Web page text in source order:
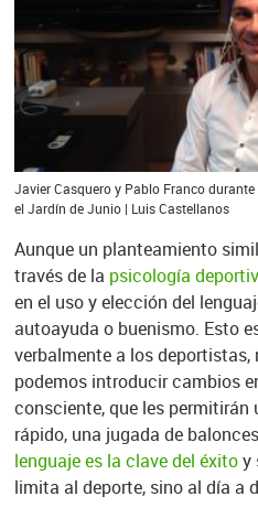
Javier Casquero y Pablo Franco
el Jardín de Junio | Luis Castellanos
Aunque un planteamiento
través de la psicología
en el uso y elección del
autoayuda o buenismo. Esto
verbalmente a los
podemos introducir cambios
consciente, que les permitirán
rápido, una jugada de
lenguaje es la clave del éxitoy
limita al deporte, sino al día a